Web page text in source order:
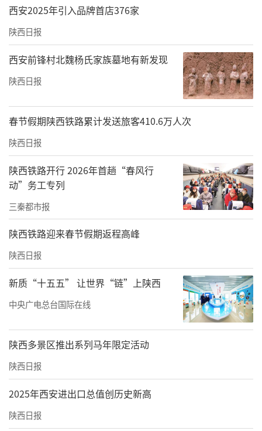
西安2025年引入品牌首店376家
陕西日报
西安前锋村北魏杨氏家族墓地有新发现
陕西日报
春节假期陕西铁路累计发送旅客410.6万人次
陕西日报
陕西铁路开行 2026年首趟“春风行
动”务工专列
三秦都市报
陕西铁路迎来春节假期返程高峰
陕西日报
新质“十五五” 让世界“链”上陕西
中央广电总台国际在线
陕西多景区推出系列马年限定活动
陕西日报
2025年西安进出口总值创历史新高
陕西日报